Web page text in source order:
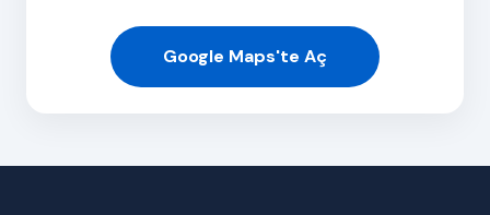
Google Maps'te Aç